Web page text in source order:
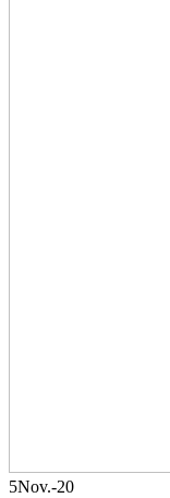
5Nov.-20